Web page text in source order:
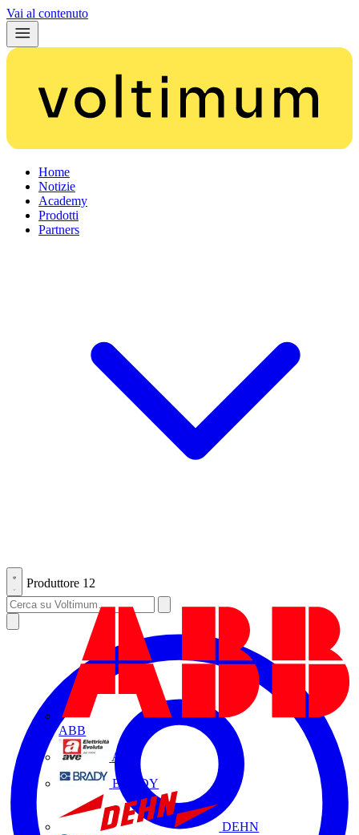
Vai al contenuto
Home
Notizie
Academy
Prodotti
Partners
Produttore 12
ABB
AVE
BRADY
DEHN